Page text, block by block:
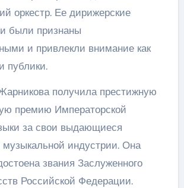
оркестр. Ее дирижерские
были признаны
и привлекли внимание как
публики.
получила престижную
премию Императорской
за свои выдающиеся
индустрии. Она
звания Заслуженного
Российской Федерации.